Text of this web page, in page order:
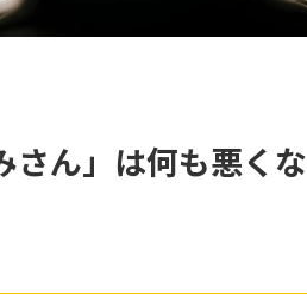
さん」は何も悪くな